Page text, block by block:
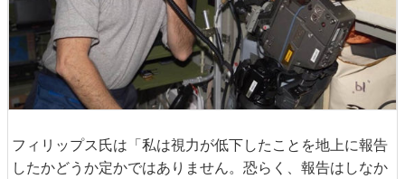
フィリップス氏は「私は視力が低下したことを地上に報告
したかどうか定かではありません。恐らく、報告はしなか